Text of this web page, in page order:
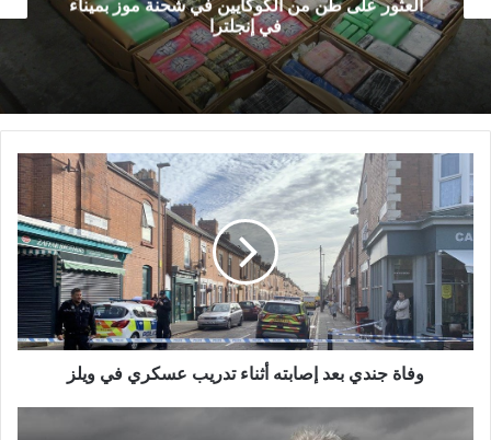
الكوكايين في شحنة موز بميناء
في إنجلترا
جندي
بعد
إصابته
أثناء
تدريب
عسكري
في
ويلز
وفاة جندي بعد إصابته أثناء تدريب عسكري في ويلز